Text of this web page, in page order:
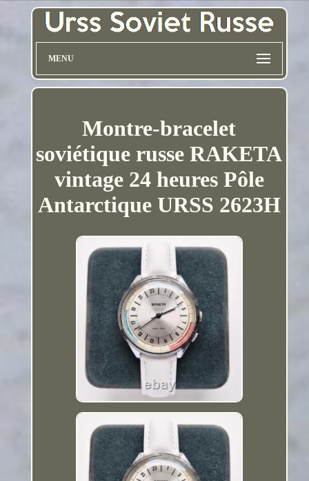
MENU
Montre-bracelet
soviétique russe RAKETA
vintage 24 heures Pôle
Antarctique URSS 2623H